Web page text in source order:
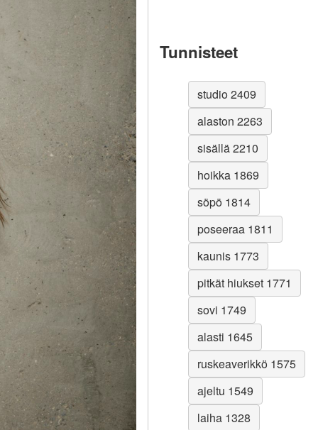
Tunnisteet
studio 2409
alaston 2263
sisällä 2210
hoikka 1869
söpö 1814
poseeraa 1811
kaunis 1773
pitkät hiukset 1771
sovi 1749
alasti 1645
ruskeaverikkö 1575
ajeltu 1549
laiha 1328